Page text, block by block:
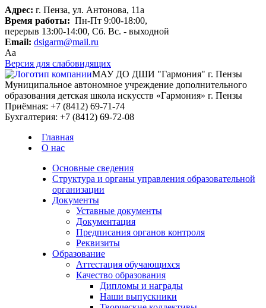
Адрес: г. Пенза, ул. Антонова, 11а
Время работы: Пн-Пт 9:00-18:00,
перерыв 13:00-14:00, Сб. Вс. - выходной
Email: dsigarm@mail.ru
Aa
Версия для слабовидящих
МАУ ДО ДШИ "Гармония" г. Пензы
Муниципальное автономное учреждение дополнительного
образования детская школа искусств «Гармония» г. Пензы
Приёмная: +7 (8412) 69-71-74
Бухгалтерия: +7 (8412) 69-72-08
Главная
О нас
Основные сведения
Структура и органы управления образовательной
организации
Документы
Уставные документы
Документация
Предписания органов контроля
Реквизиты
Образование
Аттестация обучающихся
Качество образования
Дипломы и награды
Наши выпускники